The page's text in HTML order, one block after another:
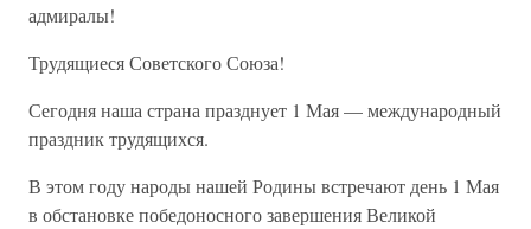
адмиралы!
Трудящиеся Советского Союза!
Сегодня наша страна празднует 1 Мая — международный
праздник трудящихся.
В этом году народы нашей Родины встречают день 1 Мая
в обстановке победоносного завершения Великой